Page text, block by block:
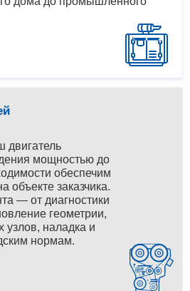
двигатель
мощностью до
обеспечим
объекте заказчика.
— от диагностики
геометрии,
наладка и
нормам.